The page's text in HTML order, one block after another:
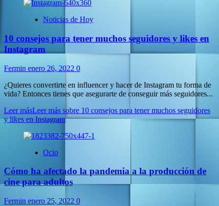
Noticias de Hoy
10 consejos para tener muchos seguidores y likes en
Instagram
Fermin enero 26, 2022 0
¿Quieres convertirte en influencer y hacer de Instagram tu forma de
vida? Entonces tienes que asegurarte de conseguir más seguidores...
Leer másLeer más sobre 10 consejos para tener muchos seguidores
y likes en Instagram
Ocio
Cómo ha afectado la pandemia a la producción de
cine para adultos
Fermin enero 25, 2022 0